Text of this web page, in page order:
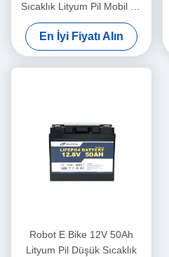
Sıcaklık Lityum Pil Mobil Ev
Pili
En İyi Fiyatı Alın
Robot E Bike 12V 50Ah
Lityum Pil Düşük Sıcaklık